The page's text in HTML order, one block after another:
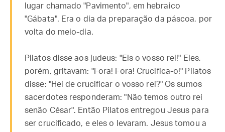
lugar chamado "Pavimento", em hebraico
"Gábata". Era o dia da preparação da páscoa, por
volta do meio-dia.
Pilatos disse aos judeus: "Eis o vosso rei!" Eles,
porém, gritavam: "Fora! Fora! Crucifica-o!" Pilatos
disse: "Hei de crucificar o vosso rei?" Os sumos
sacerdotes responderam: "Não temos outro rei
senão César". Então Pilatos entregou Jesus para
ser crucificado, e eles o levaram. Jesus tomou a